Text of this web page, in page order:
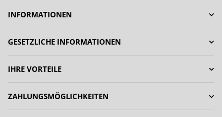
INFORMATIONEN
GESETZLICHE INFORMATIONEN
IHRE VORTEILE
ZAHLUNGSMÖGLICHKEITEN